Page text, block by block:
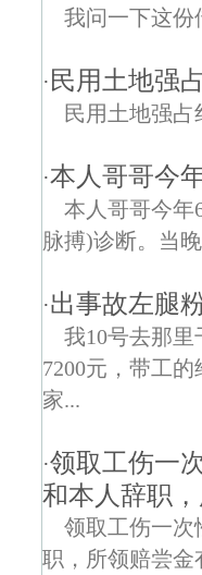
我问一下这份
· 民用土地强
民用土地强占
·本人哥哥今
本人哥哥今年
脉搏)诊断。当
·出事故左腿
我10号去那
7200元，带工
家...
·领取工伤一
和本人辞职
领取工伤一次
职，所领赔尝金